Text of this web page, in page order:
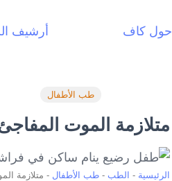
حول كاف أرشيف
طب الأطفال
متلازمة الموت
الرئيسية - الطب - طب الأطفال - متلازمة